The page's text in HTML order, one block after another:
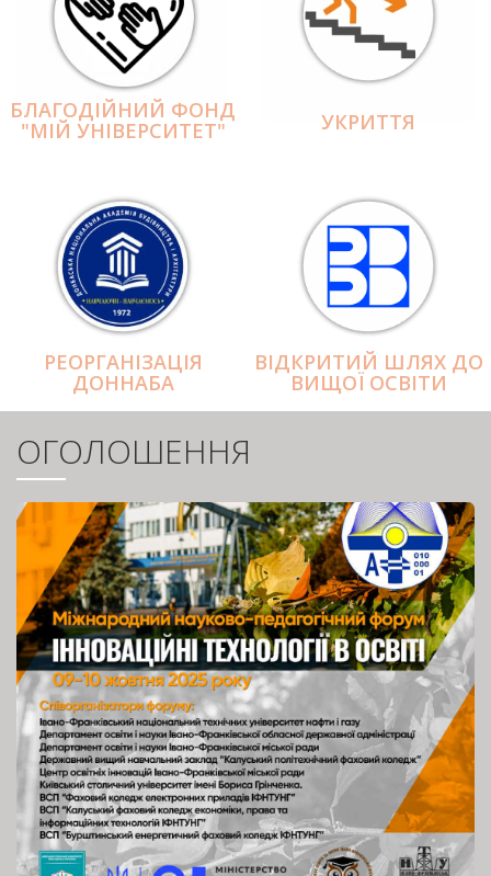
БЛАГОДІЙНИЙ ФОНД
"МІЙ УНІВЕРСИТЕТ" УКРИТТЯ
РЕОРГАНІЗАЦІЯ
ДОННАБА
ВІДКРИТИЙ ШЛЯХ ДО
ВИЩОЇ ОСВІТИ
ОГОЛОШЕННЯ